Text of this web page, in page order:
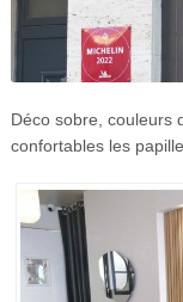
Déco sobre, couleurs
confortables les